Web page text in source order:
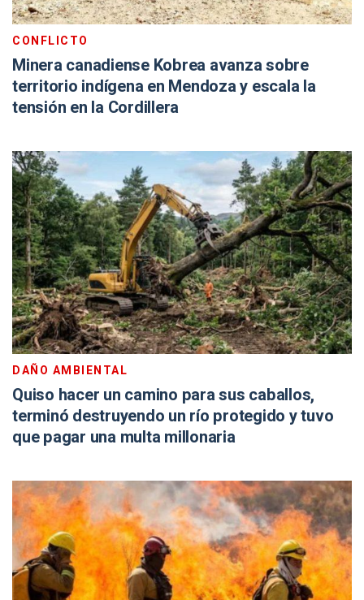
CONFLICTO
Minera canadiense Kobrea avanza sobre
territorio indígena en Mendoza y escala la
tensión en la Cordillera
DAÑO AMBIENTAL
Quiso hacer un camino para sus caballos,
terminó destruyendo un río protegido y tuvo
que pagar una multa millonaria